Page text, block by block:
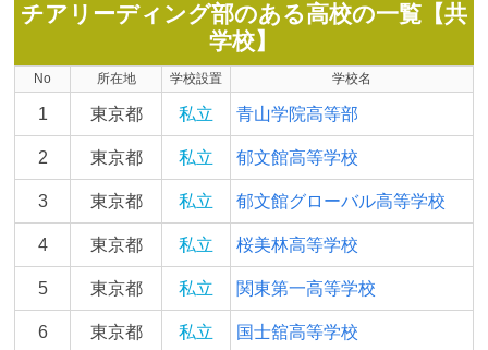
チアリーディング部のある高校の一覧【共
学校】
No 所在地 学校設置 学校名
1 東京都 私立 青山学院高等部
2 東京都 私立 郁文館高等学校
3 東京都 私立 郁文館グローバル高等学校
4 東京都 私立 桜美林高等学校
5 東京都 私立 関東第一高等学校
6 東京都 私立 国士舘高等学校